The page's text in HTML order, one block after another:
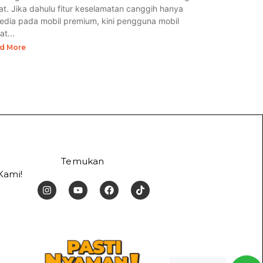
Jika dahulu fitur keselamatan canggih hanya
pada mobil premium, kini pengguna mobil
More
Temukan